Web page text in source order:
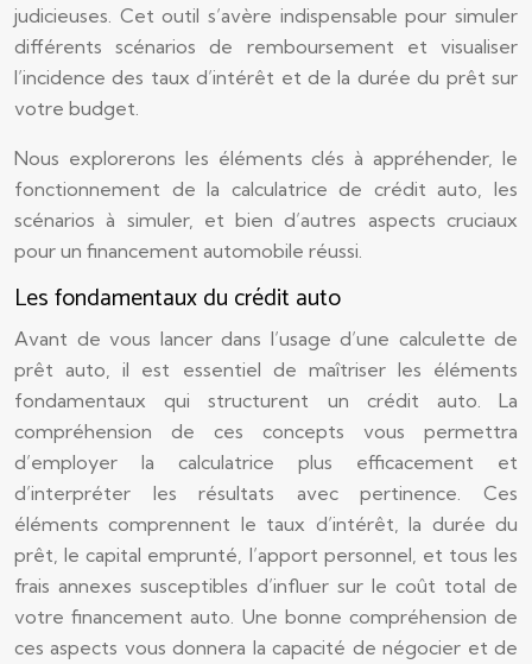
judicieuses. Cet outil s’avère indispensable pour simuler
différents scénarios de remboursement et visualiser
l’incidence des taux d’intérêt et de la durée du prêt sur
votre budget.
Nous explorerons les éléments clés à appréhender, le
fonctionnement de la calculatrice de crédit auto, les
scénarios à simuler, et bien d’autres aspects cruciaux
pour un financement automobile réussi.
Les fondamentaux du crédit auto
Avant de vous lancer dans l’usage d’une calculette de
prêt auto, il est essentiel de maîtriser les éléments
fondamentaux qui structurent un crédit auto. La
compréhension de ces concepts vous permettra
d’employer la calculatrice plus efficacement et
d’interpréter les résultats avec pertinence. Ces
éléments comprennent le taux d’intérêt, la durée du
prêt, le capital emprunté, l’apport personnel, et tous les
frais annexes susceptibles d’influer sur le coût total de
votre financement auto. Une bonne compréhension de
ces aspects vous donnera la capacité de négocier et de